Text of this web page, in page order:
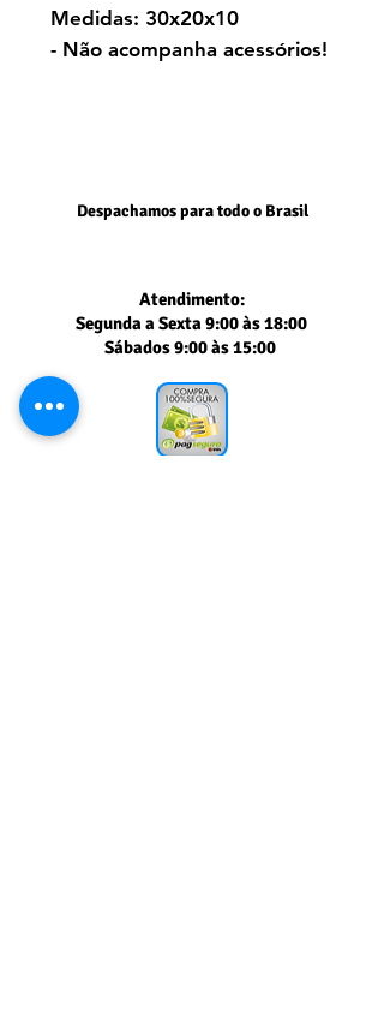
Medidas: 30x20x10
- Não acompanha acessórios!
Despachamos para todo o Brasil
Atendimento:
Segunda a Sexta 9:00 às 18:00
Sábados 9:00 às 15:00